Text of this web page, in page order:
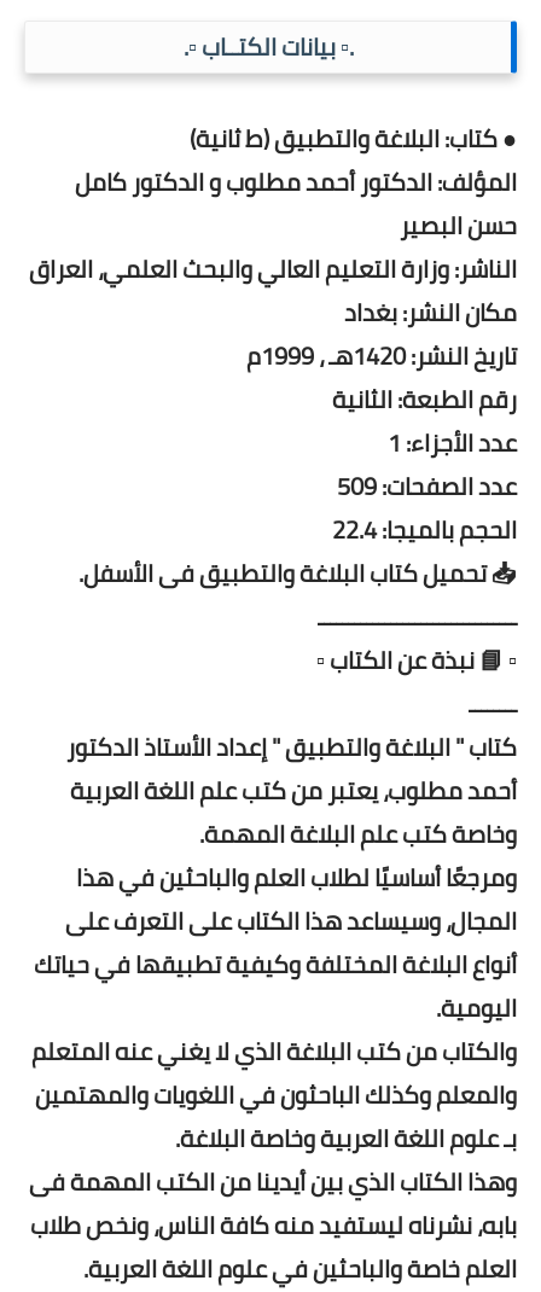
.▫️ بيانات الكتــاب ▫️.
● كتاب: البلاغة والتطبيق (ط ثانية)
المؤلف: الدكتور أحمد مطلوب و الدكتور كامل
حسن البصير
الناشر: وزارة التعليم العالي والبحث العلمي، العراق
مكان النشر: بغداد
تاريخ النشر: 1420هـ ، 1999م
رقم الطبعة: الثانية
عدد الأجزاء: 1
عدد الصفحات: 509
الحجم بالميجا: 22.4
📥 تحميل كتاب البلاغة والتطبيق فى الأسفل.
ـــــــــــــــــــــــــــــــــ
▫️ 📘 نبذة عن الكتاب ▫️
ــــــــ
كتاب " البلاغة والتطبيق " إعداد الأستاذ الدكتور
أحمد مطلوب، يعتبر من كتب علم اللغة العربية
وخاصة كتب علم البلاغة المهمة.
ومرجعًا أساسيًا لطلاب العلم والباحثين في هذا
المجال، وسيساعد هذا الكتاب على التعرف على
أنواع البلاغة المختلفة وكيفية تطبيقها في حياتك
اليومية.
والكتاب من كتب البلاغة الذي لا يغني عنه المتعلم
والمعلم وكذلك الباحثون في اللغويات والمهتمين
بـ علوم اللغة العربية وخاصة البلاغة.
وهذا الكتاب الذي بين أيدينا من الكتب المهمة فى
بابه، نشرناه ليستفيد منه كافة الناس، ونخص طلاب
العلم خاصة والباحثين في علوم اللغة العربية.